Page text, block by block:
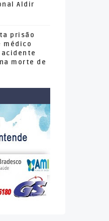
Aldir
prisão
médico
morte de